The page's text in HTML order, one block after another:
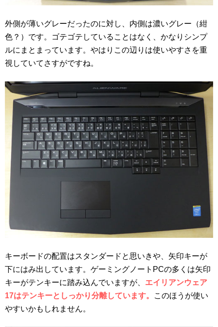
外側が薄いグレーだったのに対し、内側は濃いグレー（紺
色？）です。ゴテゴテしていることはなく、かなりシンプ
ルにまとまっています。やはりこの辺りは使いやすさを重
視していてさすがですね。
キーボードの配置はスタンダードと思いきや、矢印キーが
下にはみ出しています。ゲーミングノートPCの多くは矢印
キーがテンキーに踏み込んでいますが、 エイリアンウェア
17はテンキーとしっかり分離しています。
このほうが使い
やすいかもしれません。